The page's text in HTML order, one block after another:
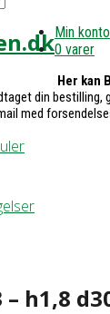
Min konto
0 varer
Her kan
din bestilling,
med
h1,8